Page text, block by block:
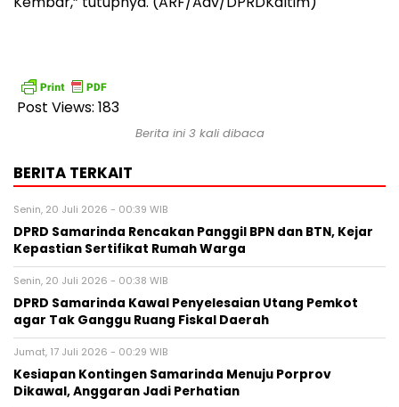
Post Views: 183
Berita ini 3 kali dibaca
BERITA TERKAIT
Senin, 20 Juli 2026 - 00:39 WIB
DPRD Samarinda Rencakan Panggil BPN dan BTN, Kejar
Kepastian Sertifikat Rumah Warga
Senin, 20 Juli 2026 - 00:38 WIB
DPRD Samarinda Kawal Penyelesaian Utang Pemkot
agar Tak Ganggu Ruang Fiskal Daerah
Jumat, 17 Juli 2026 - 00:29 WIB
Kesiapan Kontingen Samarinda Menuju Porprov
Dikawal, Anggaran Jadi Perhatian